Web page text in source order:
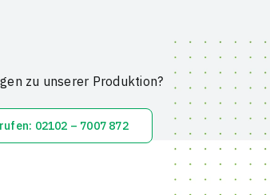
zu unserer Produktion?
02102 – 7007 872